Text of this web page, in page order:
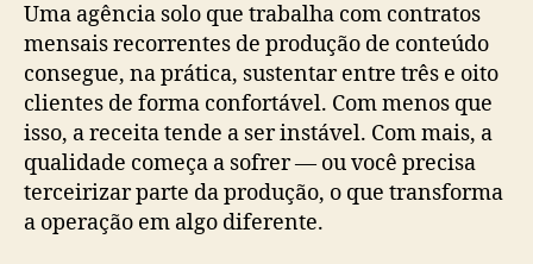
Uma agência solo que trabalha com contratos
mensais recorrentes de produção de conteúdo
consegue, na prática, sustentar entre três e oito
clientes de forma confortável. Com menos que
isso, a receita tende a ser instável. Com mais, a
qualidade começa a sofrer — ou você precisa
terceirizar parte da produção, o que transforma
a operação em algo diferente.